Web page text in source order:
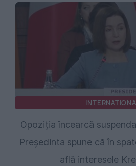
Opoziția încearcă
Președinta spune că în
află interesele